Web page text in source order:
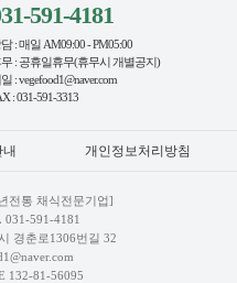
591-4181
: 매일 AM09:00 - PM05:00
무 : 공휴일휴무(휴무시 개별공지)
: vegefood1@naver.com
: 031-591-3313
개인정보처리방침
전통 채식전문기업]
031-591-4181
경춘로1306번길 32
132-81-56095